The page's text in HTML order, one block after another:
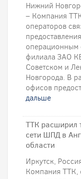
Нижний
– Компания
операторов
операционным
филиала ЗАО
Советском и
Новгорода. В
офисов
дальше
ТТК расширил
сети ШПД в
области
Иркутск,
Компания ТТК,